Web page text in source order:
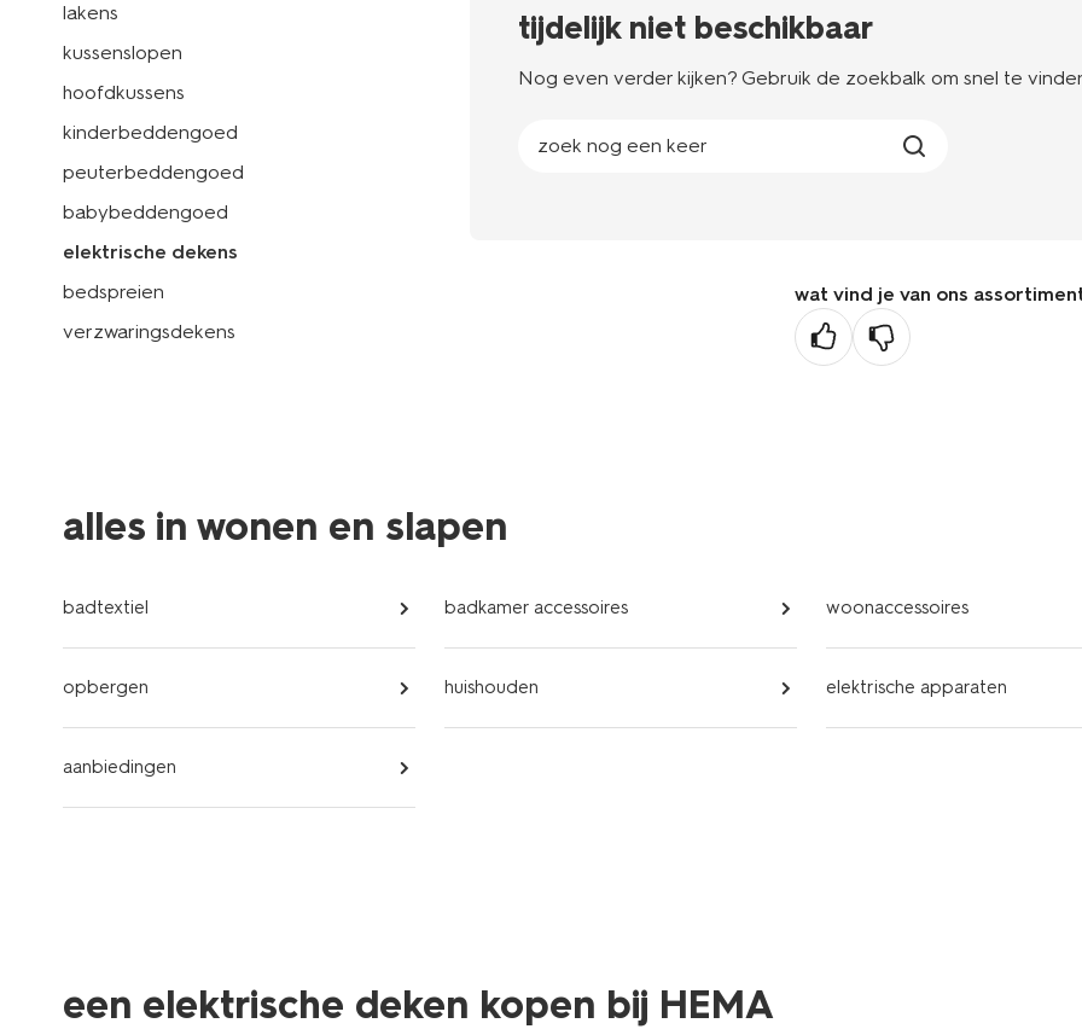
lakens
kussenslopen
hoofdkussens
kinderbeddengoed
peuterbeddengoed
babybeddengoed
elektrische dekens
bedspreien
verzwaringsdekens
tijdelijk niet beschikbaar
Nog even verder kijken? Gebruik de zoekbalk om snel te
zoek nog een keer
wat vind je van ons
alles in wonen en slapen
badtextiel badkamer accessoires woonaccessoires
opbergen huishouden elektrische apparaten
aanbiedingen
een elektrische deken kopen bij HEMA